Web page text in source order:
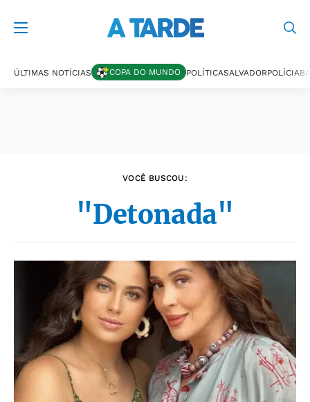
ÚLTIMAS NOTÍCIAS COPA DO MUNDO POLÍTICASALVADORPOLÍCIA
VOCÊ BUSCOU:
"Detonada"